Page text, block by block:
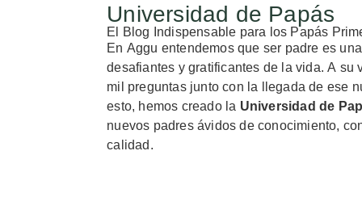
Universidad de Papás
El Blog Indispensable para los Papás
En Aggu entendemos que ser padre es
desafiantes y gratificantes de la vida. A su
mil preguntas junto con la llegada de ese
esto, hemos creado la Universidad de
nuevos padres ávidos de conocimiento,
calidad.